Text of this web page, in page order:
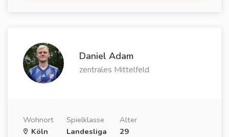
Daniel Adam
zentrales Mittelfeld
Wohnort
Köln
Spielklasse
Landesliga
Alter
29